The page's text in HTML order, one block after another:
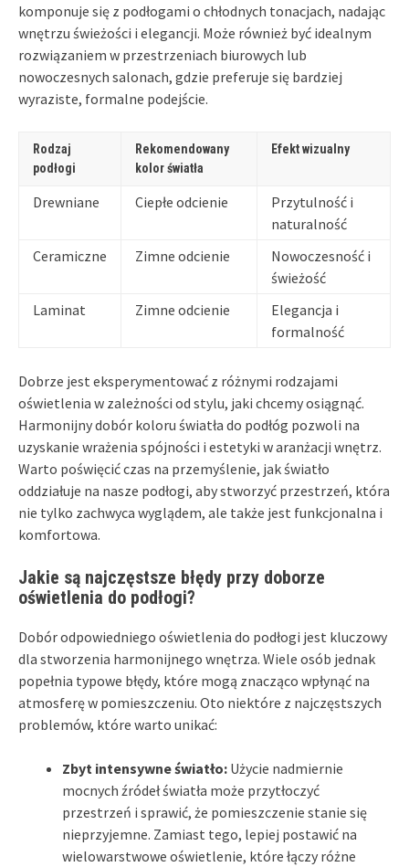
komponuje się z podłogami o chłodnych tonacjach, nadając
wnętrzu świeżości i elegancji. Może również być idealnym
rozwiązaniem w przestrzeniach biurowych lub
nowoczesnych salonach, gdzie preferuje się bardziej
wyraziste, formalne podejście.
Rodzaj
podłogi
Rekomendowany
kolor światła
Efekt wizualny
Drewniane Ciepłe odcienie
Przytulność i
naturalność
Ceramiczne
Zimne odcienie
Nowoczesność i
świeżość
Laminat
Zimne odcienie
Elegancja i
formalność
Dobrze jest eksperymentować z różnymi rodzajami
oświetlenia w zależności od stylu, jaki chcemy osiągnąć.
Harmonijny dobór koloru światła do podłóg pozwoli na
uzyskanie wrażenia spójności i estetyki w aranżacji wnętrz.
Warto poświęcić czas na przemyślenie, jak światło
oddziałuje na nasze podłogi, aby stworzyć przestrzeń, która
nie tylko zachwyca wyglądem, ale także jest funkcjonalna i
komfortowa.
Jakie są najczęstsze błędy przy doborze
oświetlenia do podłogi?
Dobór odpowiedniego oświetlenia do podłogi jest kluczowy
dla stworzenia harmonijnego wnętrza. Wiele osób jednak
popełnia typowe błędy, które mogą znacząco wpłynąć na
atmosferę w pomieszczeniu. Oto niektóre z najczęstszych
problemów, które warto unikać:
Zbyt intensywne światło: Użycie nadmiernie
mocnych źródeł światła może przytłoczyć
przestrzeń i sprawić, że pomieszczenie stanie się
nieprzyjemne. Zamiast tego, lepiej postawić na
wielowarstwowe oświetlenie, które łączy różne